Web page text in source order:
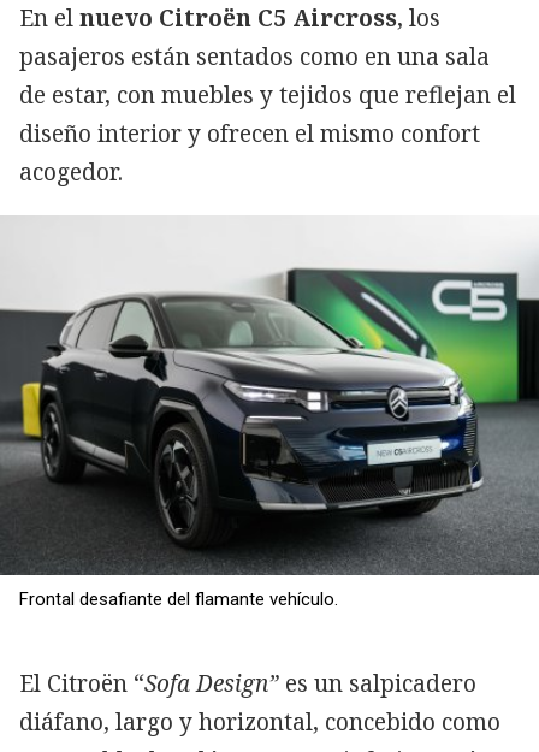
En elnuevo Citroën C5 Aircross, los
pasajeros están sentados como en una sala
de estar, con muebles y tejidos que reflejan el
diseño interior y ofrecen el mismo confort
acogedor.
Frontal desafiante del flamante vehículo.
El Citroën “Sofa Design” es un salpicadero
diáfano, largo y horizontal, concebido como